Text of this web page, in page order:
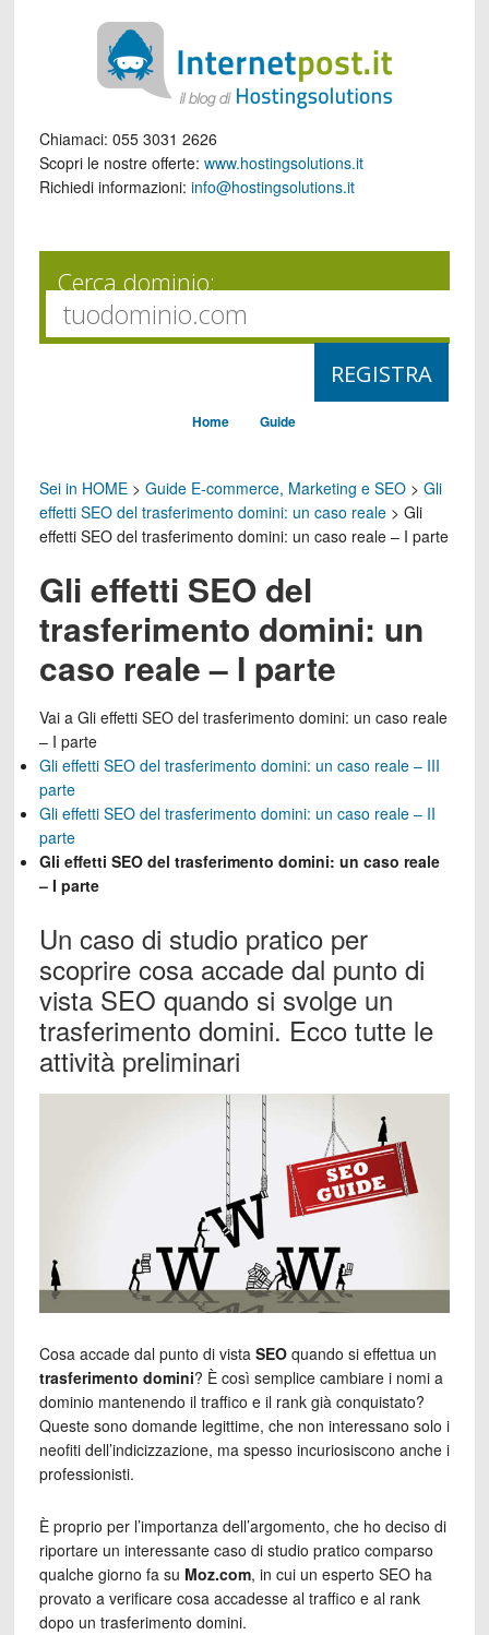
Chiamaci: 055 3031 2626
Scopri le nostre offerte: www.hostingsolutions.it
Richiedi informazioni: info@hostingsolutions.it
Cerca dominio:
Home Guide
Sei in HOME> Guide E-commerce, Marketing e SEO> Gli
effetti SEO del trasferimento domini: un caso reale> Gli
effetti SEO del trasferimento domini: un caso reale – I parte
Gli effetti SEO del
trasferimento domini: un
caso reale – I parte
Vai a Gli effetti SEO del trasferimento domini: un caso reale
– I parte
Gli effetti SEO del trasferimento domini: un caso reale – III
parte
Gli effetti SEO del trasferimento domini: un caso reale – II
parte
Gli effetti SEO del trasferimento domini: un caso reale
– I parte
Un caso di studio pratico per
scoprire cosa accade dal punto di
vista SEO quando si svolge un
trasferimento domini. Ecco tutte le
attività preliminari
Cosa accade dal punto di vista SEOquando si effettua un
trasferimento domini? È così semplice cambiare i nomi a
dominio mantenendo il traffico e il rank già conquistato?
Queste sono domande legittime, che non interessano solo i
neofiti dell’indicizzazione, ma spesso incuriosiscono anche i
professionisti.
È proprio per l’importanza dell’argomento, che ho deciso di
riportare un interessante caso di studio pratico comparso
qualche giorno fa su Moz.com, in cui un esperto SEO ha
provato a verificare cosa accadesse al traffico e al rank
dopo un trasferimento domini.